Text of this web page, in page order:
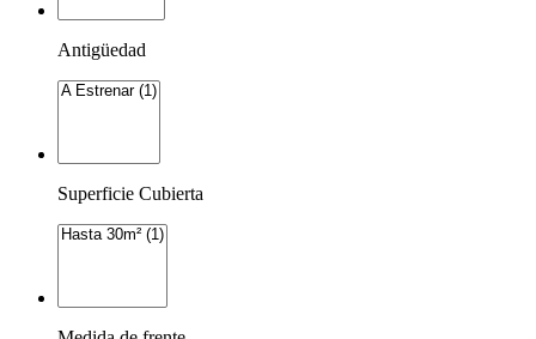
Antigüedad
Superficie Cubierta